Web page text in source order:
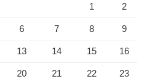
1 2
6 7 8 9
13 14 15 16
20 21 22 23